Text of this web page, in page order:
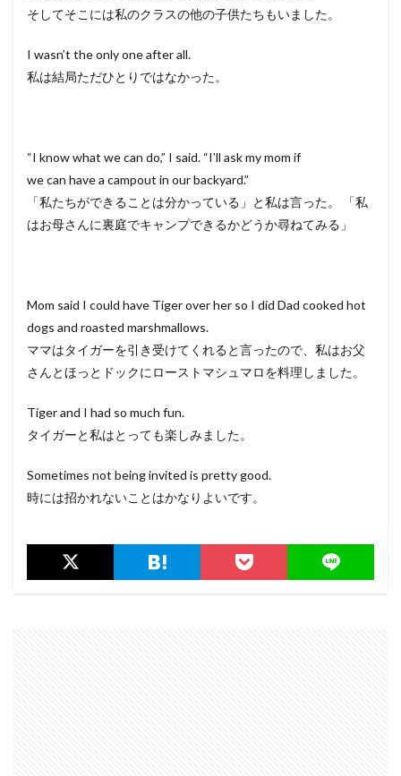
そしてそこには私のクラスの他の子供たちもいました。
I wasn’t the only one after all.
私は結局ただひとりではなかった。
“I know what we can do,” I said. “I’ll ask my mom if
we can have a campout in our backyard.”
「私たちができることは分かっている」と私は言った。 「私
はお母さんに裏庭でキャンプできるかどうか尋ねてみる」
Mom said I could have Tiger over her so I did Dad cooked hot
dogs and roasted marshmallows.
ママはタイガーを引き受けてくれると言ったので、私はお父
さんとほっとドックにローストマシュマロを料理しました。
Tiger and I had so much fun.
タイガーと私はとっても楽しみました。
Sometimes not being invited is pretty good.
時には招かれないことはかなりよいです。